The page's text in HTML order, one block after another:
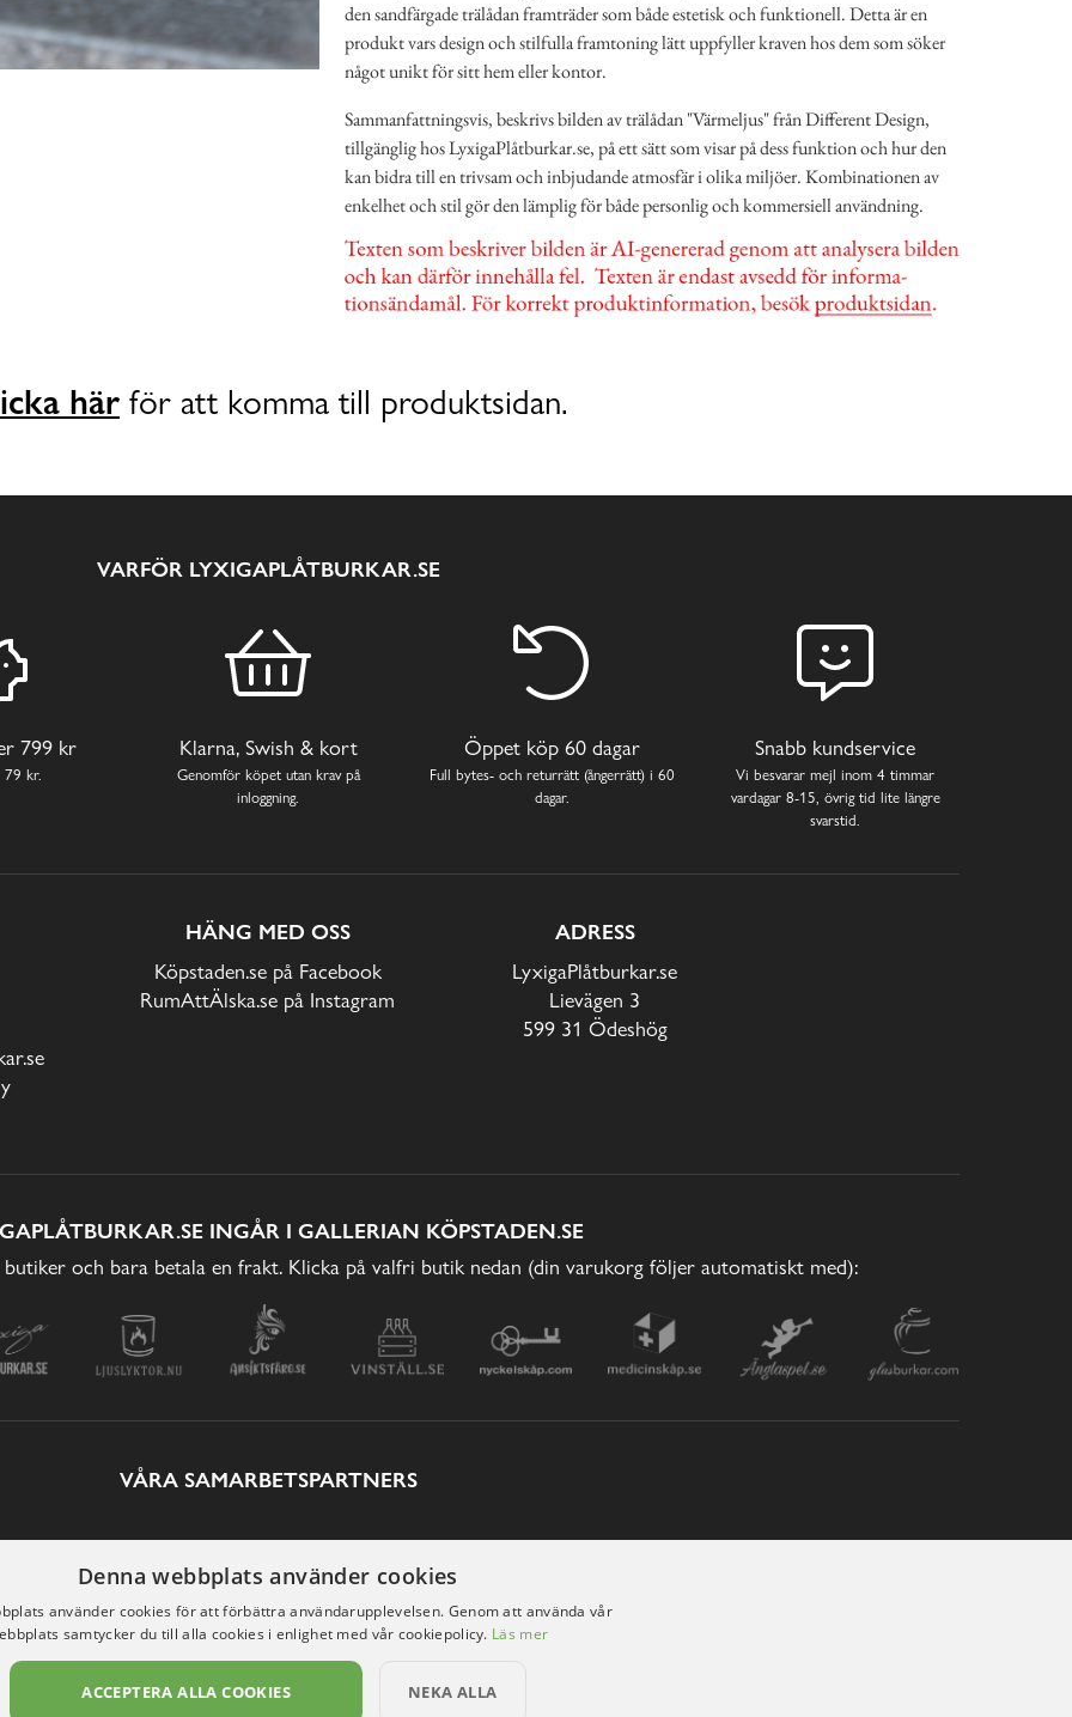
den sandfärgade trälådan framträder som både estetisk och funktionell. Detta är en
produkt vars design och stilfulla framtoning lätt uppfyller kraven hos dem som söker
något unikt för sitt hem eller kontor.
Sammanfattningsvis, beskrivs bilden av trälådan "Värmeljus" från Different Design,
tillgänglig hos LyxigaPlåtburkar.se, på ett sätt som visar på dess funktion och hur den
kan bidra till en trivsam och inbjudande atmosfär i olika miljöer. Kombinationen av
enkelhet och stil gör den lämplig för både personlig och kommersiell användning.
här för att komma till produktsidan.
VARFÖR LYXIGAPLÅTBURKAR.SE
799 kr
79 kr.
Klarna, Swish & kort
Genomför köpet utan krav på
inloggning.
Öppet köp 60 dagar
Full bytes- och returrätt (ångerrätt) i 60
dagar.
Snabb kundservice
Vi besvarar mejl inom 4 timmar
vardagar 8-15, övrig tid lite längre
svarstid.
HÄNG MED OSS
Köpstaden.se på Facebook
RumAttÄlska.se på Instagram
ADRESS
LyxigaPlåtburkar.se
Lievägen 3
599 31 Ödeshög
INGÅR I GALLERIAN KÖPSTADEN.SE
och bara betala en frakt. Klicka på valfri butik nedan (din varukorg följer automatiskt med):
VÅRA SAMARBETSPARTNERS
Denna webbplats använder cookies
använder cookies för att förbättra användarupplevelsen. Genom att använda vår
samtycker du till alla cookies i enlighet med vår cookiepolicy. Läs mer
ACCEPTERA ALLA COOKIES NEKA ALLA